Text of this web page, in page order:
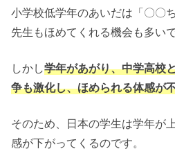
小学校低学年のあいだは「〇〇
先生もほめてくれる機会も多いで
しかし学年があがり、中学高校
争も激化し、ほめられる体感が
そのため、日本の学生は学年が
感が下がってくるのです。